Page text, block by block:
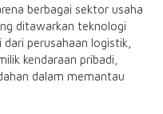
berbagai sektor usaha
ditawarkan teknologi
perusahaan logistik,
kendaraan pribadi,
dalam memantau